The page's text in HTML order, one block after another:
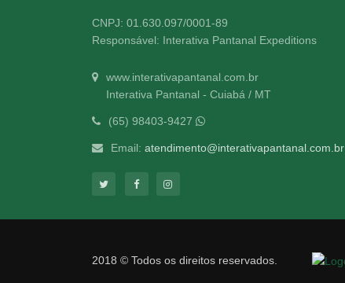
CNPJ: 01.630.097/0001-89
Responsável: Interativa Pantanal Expeditions
www.interativapantanal.com.br
Interativa Pantanal - Cuiabá / MT
(65) 98403-9427
Email: atendimento@interativapantanal.com.br
2018 © Todos os direitos reservados.